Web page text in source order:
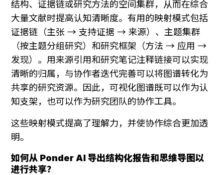
结构、证据链或研究方法的空间集群，从而在综合
大量文献时提高认知清晰度。有用的映射模式包括
证据链（主张 → 支持证据 → 来源）、主题集群
（按主题分组研究）和研究框架（方法 → 应用 →
发现）。用来源引用和研究笔记注释链接可以实现
清晰的归属，与协作者迭代完善可以将图谱转化为
共享的研究资源。因此，可视化图谱既可以作为认
知支架，也可以作为研究团队的协作工具。
这些映射模式提高了理解力，并使协作综合更加透
明。
如何从 Ponder AI 导出结构化报告和思维导图以
进行共享？